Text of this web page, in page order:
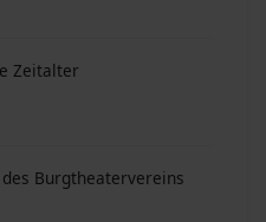
Zeitalter
Burgtheatervereins